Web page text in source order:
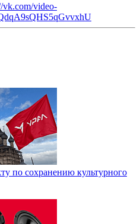
vk.com/video-
по сохранению культурного